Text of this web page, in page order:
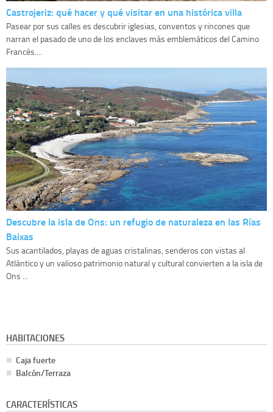
Castrojeriz: qué hacer y qué visitar en una histórica villa
Pasear por sus calles es descubrir iglesias, conventos y rincones que
narran el pasado de uno de los enclaves más emblemáticos del Camino
Francés....
Descubre la isla de Ons: un refugio de naturaleza en las Rías
Baixas
Sus acantilados, playas de aguas cristalinas, senderos con vistas al
Atlántico y un valioso patrimonio natural y cultural convierten a la isla de
Ons ...
HABITACIONES
Caja fuerte
Balcón/Terraza
CARACTERÍSTICAS